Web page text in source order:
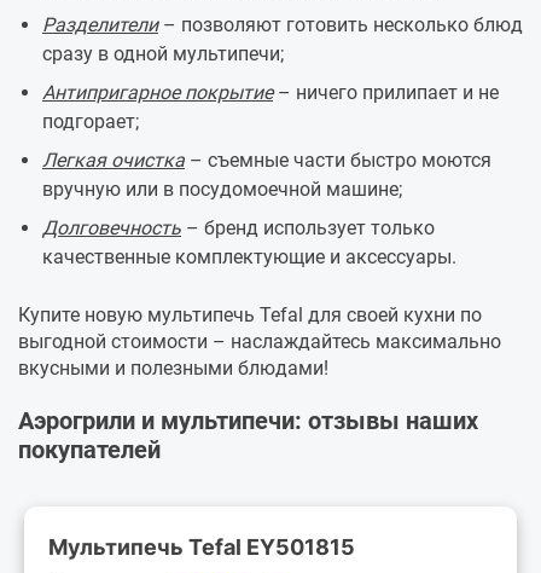
Разделители– позволяют готовить несколько блюд
сразу в одной мультипечи;
Антипригарное покрытие– ничего прилипает и не
подгорает;
Легкая очистка – съемные части быстро моются
вручную или в посудомоечной машине;
Долговечность – бренд использует только
качественные комплектующие и аксессуары.
Купите новую мультипечь Tefal для своей кухни по
выгодной стоимости – наслаждайтесь максимально
вкусными и полезными блюдами!
Аэрогрили и мультипечи: отзывы наших
покупателей
Мультипечь Tefal EY501815